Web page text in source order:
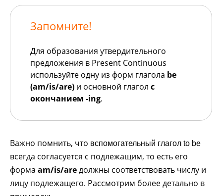
Запомните!
Для образования утвердительного
предложения в Present Continuous
используйте одну из форм глагола be
(am/is/are) и основной глагол с
окончанием -ing.
Важно помнить, что вспомогательный глагол to be
всегда согласуется с подлежащим, то есть его
форма am/is/areдолжны соответствовать числу и
лицу подлежащего. Рассмотрим более детально в